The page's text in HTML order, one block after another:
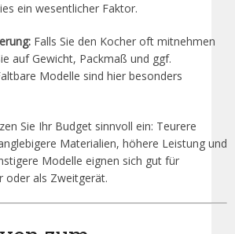
ein wesentlicher Faktor.
Falls Sie den Kocher oft mitnehmen
auf Gewicht, Packmaß und ggf.
Modelle sind hier besonders
Sie Ihr Budget sinnvoll ein: Teurere
Materialien, höhere Leistung und
Modelle eignen sich gut für
oder als Zweitgerät.